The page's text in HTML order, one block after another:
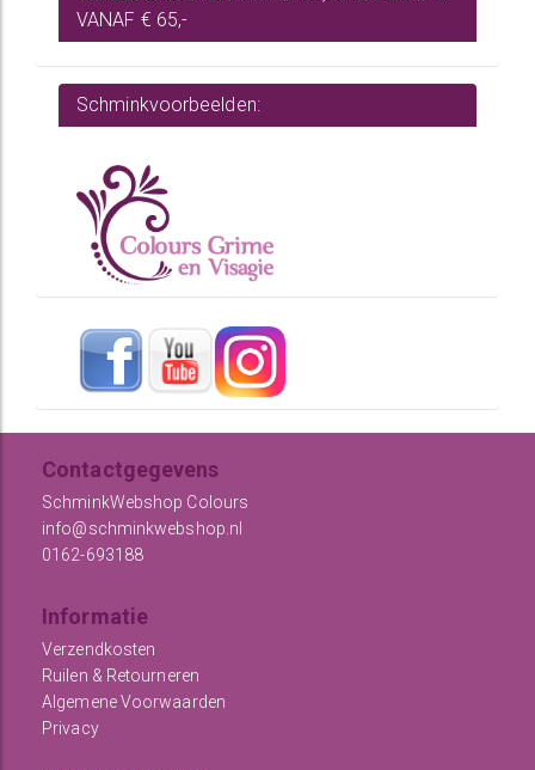
VANAF € 65,-
Schminkvoorbeelden:
Contactgegevens
SchminkWebshop Colours
info@schminkwebshop.nl
0162-693188
Informatie
Verzendkosten
Ruilen & Retourneren
Algemene Voorwaarden
Privacy